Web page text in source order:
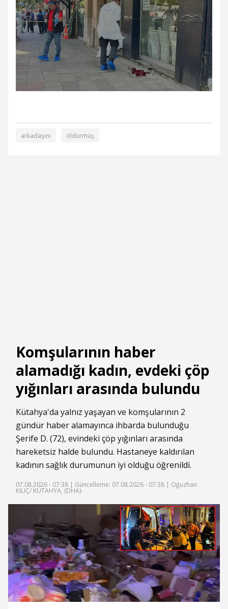
arkadaşını öldürmüş
Komşularının haber
alamadığı kadın, evdeki çöp
yığınları arasında bulundu
Kütahya'da yalnız yaşayan ve komşularının 2
gündür haber alamayınca ihbarda bulunduğu
Şerife D. (72), evindeki çöp yığınları arasında
hareketsiz halde bulundu. Hastaneye kaldırılan
kadının sağlık durumunun iyi olduğu öğrenildi.
07.08.2026 - 07:38 | Güncelleme: 07.08.2026 - 07:38 | Oğuzhan
KILIÇ/ KÜTAHYA, (DHA)-